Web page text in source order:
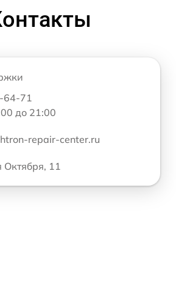
64-71
до 21:00
repair-center.ru
Октября, 11